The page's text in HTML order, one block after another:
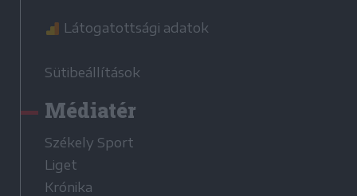
Látogatottsági adatok
Sütibeállítások
Médiatér
Székely Sport
Liget
Krónika